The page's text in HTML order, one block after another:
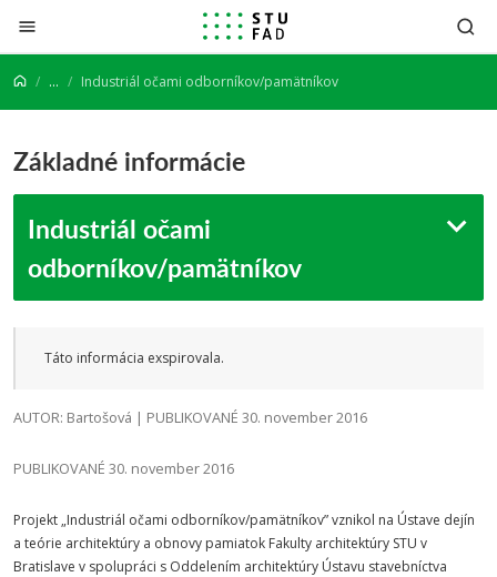
Prejsť na obsah
... Industriál očami odborníkov/pamätníkov
Základné informácie
Industriál očami
odborníkov/pamätníkov
Táto informácia exspirovala.
AUTOR: Bartošová | PUBLIKOVANÉ 30. november 2016
PUBLIKOVANÉ 30. november 2016
Projekt „Industriál očami odborníkov/pamätníkov” vznikol na Ústave dejín
a teórie architektúry a obnovy pamiatok Fakulty architektúry STU v
Bratislave v spolupráci s Oddelením architektúry Ústavu stavebníctva